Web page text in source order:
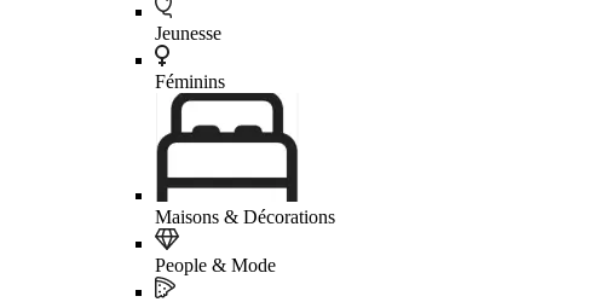
Jeunesse
Féminins
Maisons & Décorations
People & Mode